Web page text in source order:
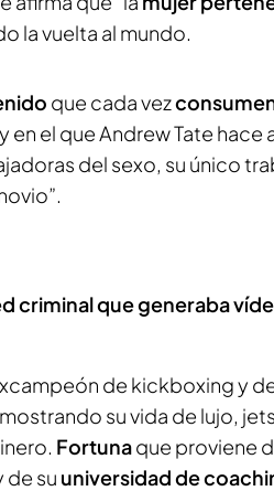
la vuelta al mundo.
que cada vez
en el que Andrew Tate
del sexo, su único
criminal que generaba
de kickboxing y
su vida de lujo,
Fortunaque proviene
de su universidad de